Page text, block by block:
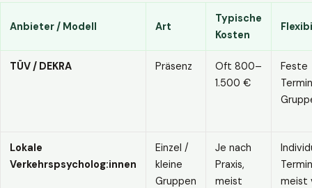
Anbieter / Modell Art
Typische
Kosten
TÜV / DEKRA Präsenz
Oft 800–
1.500 €
Feste
Lokale
Verkehrspsycholog:innen
Einzel /
kleine
Gruppen
Je nach
Praxis,
meist
meist